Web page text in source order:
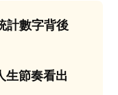
計數字背後
生節奏看出